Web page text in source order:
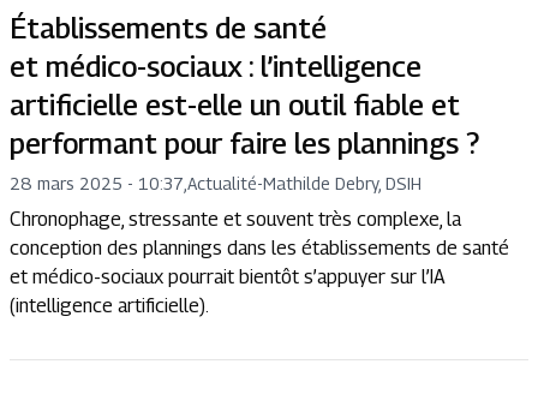
Établissements de santé
et médico-sociaux : l’intelligence
artificielle est-elle un outil fiable et
performant pour faire les plannings ?
28 mars 2025 - 10:37 Actualité-Mathilde Debry, DSIH
Chronophage, stressante et souvent très complexe, la
conception des plannings dans les établissements de santé
et médico-sociaux pourrait bientôt s’appuyer sur l’IA
(intelligence artificielle).